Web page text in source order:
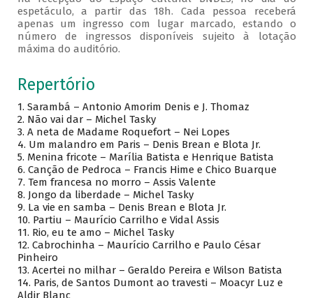
espetáculo, a partir das 18h. Cada pessoa receberá
apenas um ingresso com lugar marcado, estando o
número de ingressos disponíveis sujeito à lotação
máxima do auditório.
Repertório
1. Sarambá – Antonio Amorim Denis e J. Thomaz
2. Não vai dar – Michel Tasky
3. A neta de Madame Roquefort – Nei Lopes
4. Um malandro em Paris – Denis Brean e Blota Jr.
5. Menina fricote – Marília Batista e Henrique Batista
6. Canção de Pedroca – Francis Hime e Chico Buarque
7. Tem francesa no morro – Assis Valente
8. Jongo da liberdade – Michel Tasky
9. La vie en samba – Denis Brean e Blota Jr.
10. Partiu – Maurício Carrilho e Vidal Assis
11. Rio, eu te amo – Michel Tasky
12. Cabrochinha – Maurício Carrilho e Paulo César
Pinheiro
13. Acertei no milhar – Geraldo Pereira e Wilson Batista
14. Paris, de Santos Dumont ao travesti – Moacyr Luz e